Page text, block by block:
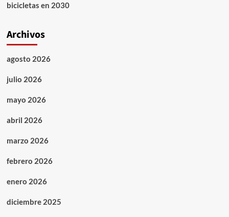
bicicletas en 2030
Archivos
agosto 2026
julio 2026
mayo 2026
abril 2026
marzo 2026
febrero 2026
enero 2026
diciembre 2025